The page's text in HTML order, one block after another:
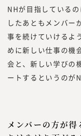
NHが目指している
したあともメンバー
事を続けていけるよ
めに新しい仕事の機
会と、新しい学びの
ートするというのが
メンバーの方が